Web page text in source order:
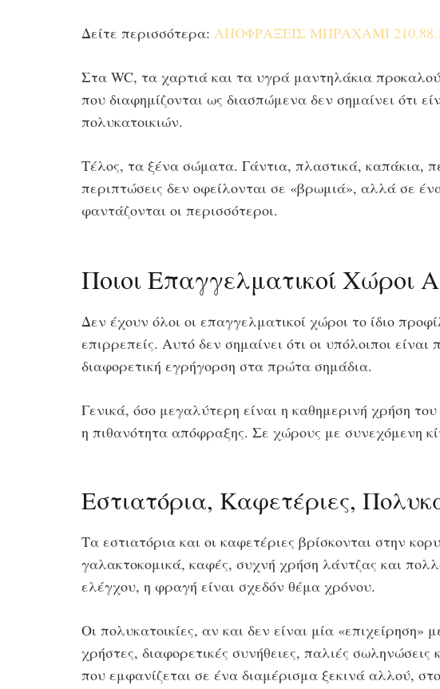
Δείτε περισσότερα: ΑΠΟΦΡΑΞΕΙΣ ΜΠΡΑΧΑΜΙ
Στα WC, τα χαρτιά και τα υγρά μαντηλάκια
που διαφημίζονται ως διασπώμενα δεν σημαίνει ότι
πολυκατοικιών.
Τέλος, τα ξένα σώματα. Γάντια, πλαστικά, καπάκια,
περιπτώσεις δεν οφείλονται σε «βρωμιά», αλλά σε
φαντάζονται οι περισσότεροι.
Ποιοι Επαγγελματικοί Χώροι
Δεν έχουν όλοι οι επαγγελματικοί χώροι το ίδιο
επιρρεπείς. Αυτό δεν σημαίνει ότι οι υπόλοιποι
διαφορετική εγρήγορση στα πρώτα σημάδια.
Γενικά, όσο μεγαλύτερη είναι η καθημερινή χρήση
η πιθανότητα απόφραξης. Σε χώρους με συνεχόμενη
Εστιατόρια, Καφετέριες,
Τα εστιατόρια και οι καφετέριες βρίσκονται στην
γαλακτοκομικά, καφές, συχνή χρήση λάντζας και
ελέγχου, η φραγή είναι σχεδόν θέμα χρόνου.
Οι πολυκατοικίες, αν και δεν είναι μία
χρήστες, διαφορετικές συνήθειες, παλιές
που εμφανίζεται σε ένα διαμέρισμα ξεκινά αλλού,